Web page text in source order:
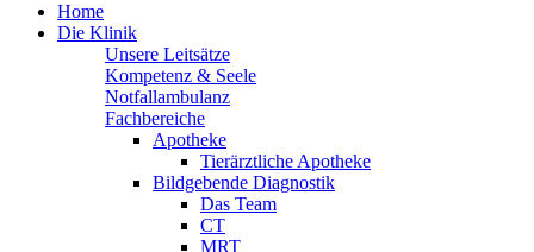
Home
Die Klinik
Unsere Leitsätze
Kompetenz & Seele
Notfallambulanz
Fachbereiche
Apotheke
Tierärztliche Apotheke
Bildgebende Diagnostik
Das Team
CT
MRT